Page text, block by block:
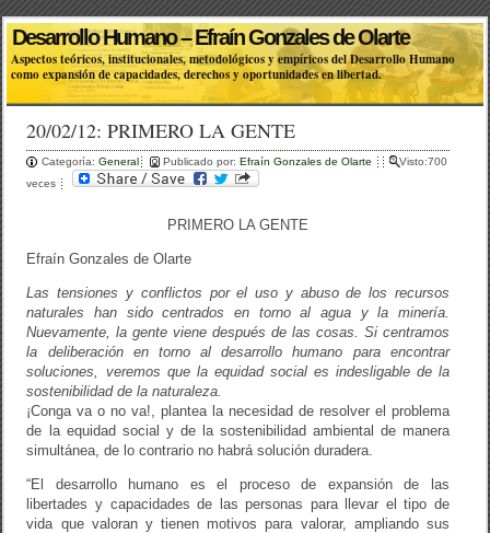
Desarrollo Humano – Efraín Gonzales de Olarte
Aspectos teóricos, institucionales, metodológicos y empíricos del Desarrollo Humano
como expansión de capacidades, derechos y oportunidades en libertad.
20/02/12: PRIMERO LA GENTE
Categoría:General Publicado por:Efraín Gonzales de Olarte
Visto:700
veces
PRIMERO LA GENTE
Efraín Gonzales de Olarte
Las tensiones y conflictos por el uso y abuso de los recursos
naturales han sido centrados en torno al agua y la minería.
Nuevamente, la gente viene después de las cosas. Si centramos
la deliberación en torno al desarrollo humano para encontrar
soluciones, veremos que la equidad social es indesligable de la
sostenibilidad de la naturaleza.
¡Conga va o no va!, plantea la necesidad de resolver el problema
de la equidad social y de la sostenibilidad ambiental de manera
simultánea, de lo contrario no habrá solución duradera.
“El desarrollo humano es el proceso de expansión de las
libertades y capacidades de las personas para llevar el tipo de
vida que valoran y tienen motivos para valorar, ampliando sus